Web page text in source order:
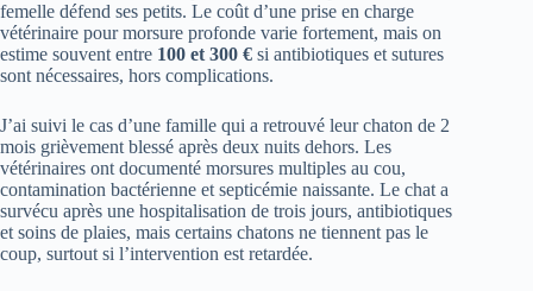
femelle défend ses petits. Le coût d’une prise en charge
vétérinaire pour morsure profonde varie fortement, mais on
estime souvent entre 100 et 300 € si antibiotiques et sutures
sont nécessaires, hors complications.
J’ai suivi le cas d’une famille qui a retrouvé leur chaton de 2
mois grièvement blessé après deux nuits dehors. Les
vétérinaires ont documenté morsures multiples au cou,
contamination bactérienne et septicémie naissante. Le chat a
survécu après une hospitalisation de trois jours, antibiotiques
et soins de plaies, mais certains chatons ne tiennent pas le
coup, surtout si l’intervention est retardée.